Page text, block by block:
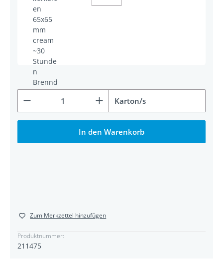
Produkt Anzahl: Gib den gewünschten Wert
Karton/s
In den Warenkorb
Zum Merkzettel hinzufügen
Produktnummer:
211475